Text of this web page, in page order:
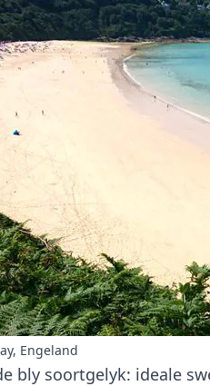
Engeland
bly soortgelyk: ideale